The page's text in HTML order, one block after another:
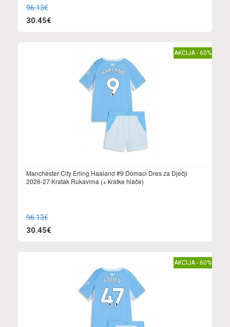
96.13€
30.45€
AKCIJA - 60%
Manchester City Erling Haaland #9 Domaci Dres za Dječji
2026-27 Kratak Rukavima (+ kratke hlače)
96.13€
30.45€
AKCIJA - 60%